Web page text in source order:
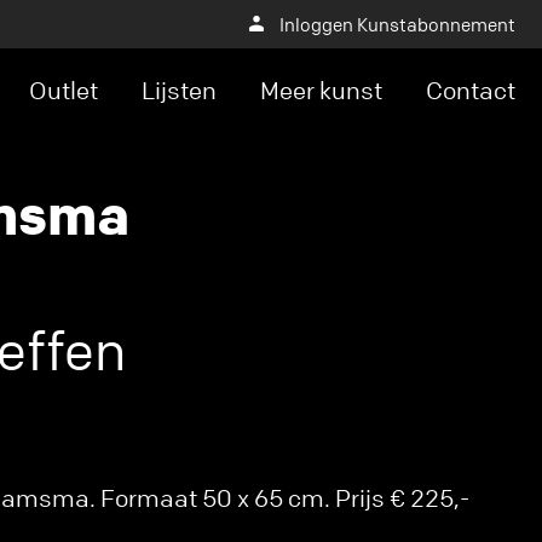
Inloggen Kunstabonnement
Outlet Lijsten Meer kunst Contact
Formaat 50 x 65 cm. Prijs € 225,-